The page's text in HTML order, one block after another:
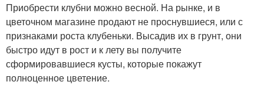
Приобрести клубни можно весной. На рынке, и в
цветочном магазине продают не проснувшиеся, или с
признаками роста клубеньки. Высадив их в грунт, они
быстро идут в рост и к лету вы получите
сформировавшиеся кусты, которые покажут
полноценное цветение.